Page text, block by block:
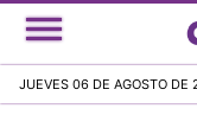
JUEVES 06 DE AGOSTO DE